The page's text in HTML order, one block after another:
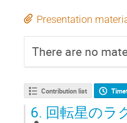
Presentation
There are no
Contribution list
6. 回転星のラ